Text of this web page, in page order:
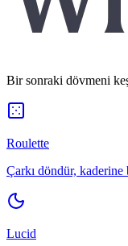
Bir sonraki dövmeni
Roulette
Çarkı döndür, kaderine
Lucid